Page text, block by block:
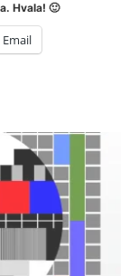
Hvala! 🙂
Email